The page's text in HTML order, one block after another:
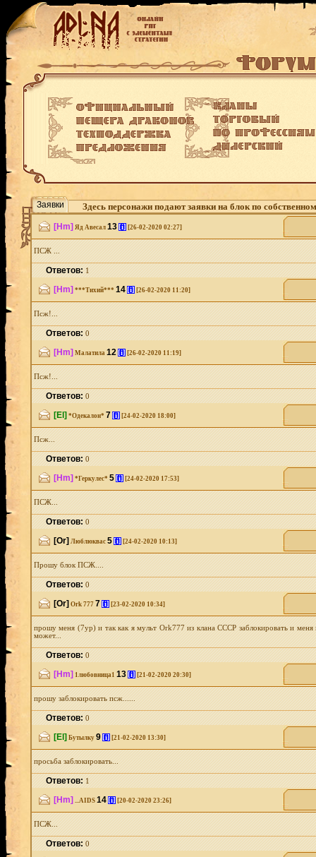
Заявки Здесь персонажи подают заявки на блок по
[Hm] Яд Авесал 13 [i] [26-02-2020 02:27]
ПСЖ ...
Ответов:1
[Hm] ***Тихий*** 14 [i] [26-02-2020 11:20]
Псж!...
Ответов:0
[Hm] Малатила 12 [i] [26-02-2020 11:19]
Псж!...
Ответов:0
[El] *Одекалон* 7 [i] [24-02-2020 18:00]
Псж...
Ответов:0
[Hm] *Геркулес* 5 [i] [24-02-2020 17:53]
ПСЖ...
Ответов:0
[Or] Люблюквас 5 [i] [24-02-2020 10:13]
Прошу блок ПСЖ....
Ответов:0
[Or] Ork 777 7 [i] [23-02-2020 10:34]
прошу меня (7ур) и так как я мульт Ork777 из клана СССР заблокировать и
может...
Ответов:0
[Hm] 1любовница1 13 [i] [21-02-2020 20:30]
прошу заблокировать псж......
Ответов:0
[El] Бутылку 9 [i] [21-02-2020 13:30]
просьба заблокировать...
Ответов:1
[Hm] ...AIDS 14 [i] [20-02-2020 23:26]
ПСЖ...
Ответов:0